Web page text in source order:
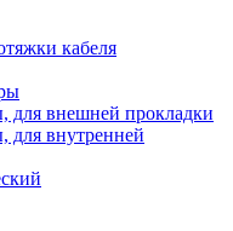
кабеля
для внешней прокладки
для внутренней